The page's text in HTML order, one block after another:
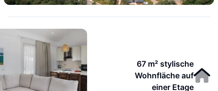
67 m² stylische
Wohnfläche auf
einer Etage